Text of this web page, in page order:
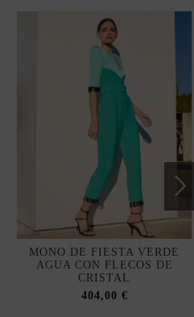
MONO DE FIESTA VERDE
AGUA CON FLECOS DE
CRISTAL
404,00 €